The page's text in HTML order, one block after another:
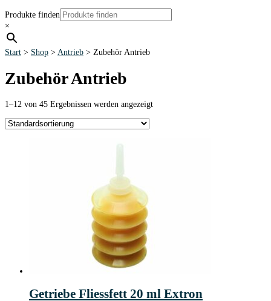
Produkte finden
×
Start > Shop > Antrieb > Zubehör Antrieb
Zubehör Antrieb
1–12 von 45 Ergebnissen werden angezeigt
Getriebe Fliessfett 20 ml Extron